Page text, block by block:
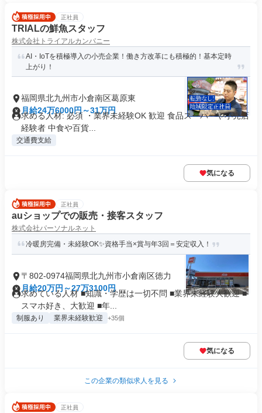
正社員
TRIALの鮮魚スタッフ
株式会社トライアルカンパニー
AI・IoTを積極導入の小売企業！働き方改革にも積極的！基本定時
上がり！
福岡県北九州市小倉南区葛原東
月給24万6000円～31万円
求める人材: 必須 ・業界未経験OK 歓迎 食品スーパーや小売店
経験者 中食や百貨...
交通費支給
気になる
正社員
auショップでの販売・接客スタッフ
株式会社パーソナルネット
冷暖房完備・未経験OK✨資格手当×賞与年3回＝安定収入！
〒802-0974福岡県北九州市小倉南区徳力
月給20万円～27万3100円
求めている人材 ■知識・学歴は一切不問 ■業界未経験大歓迎 ■
スマホ好き、大歓迎 ■年...
制服あり 業界未経験歓迎 +35個
気になる
この企業の類似求人を見る
正社員